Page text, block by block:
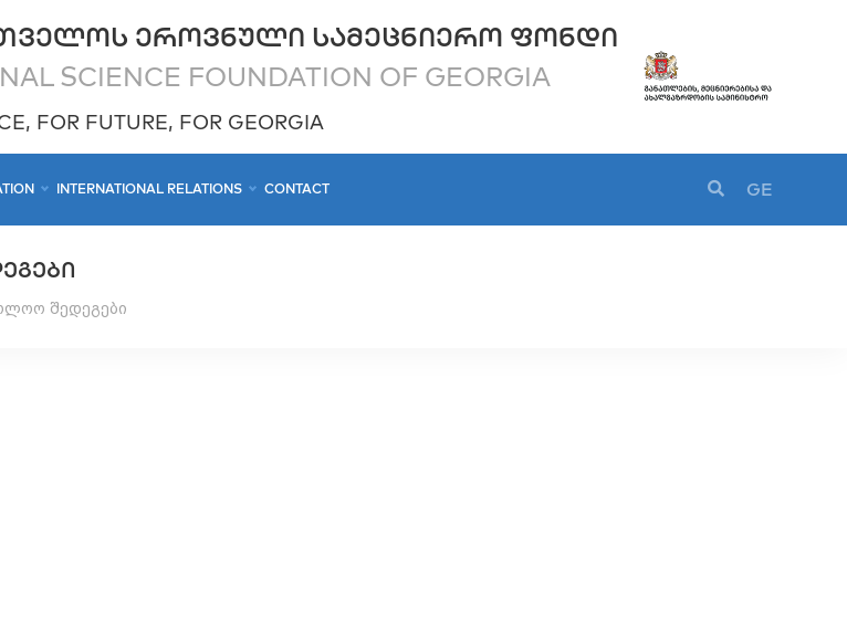
ᲔᲠᲝᲕᲜᲣᲚᲘ ᲡᲐᲛᲔᲪᲜᲘᲔᲠᲝ ᲤᲝᲜᲓᲘ
SCIENCE FOUNDATION OF GEORGIA
FOR FUTURE, FOR GEORGIA
INTERNATIONAL RELATIONS CONTACT GE
შედეგები